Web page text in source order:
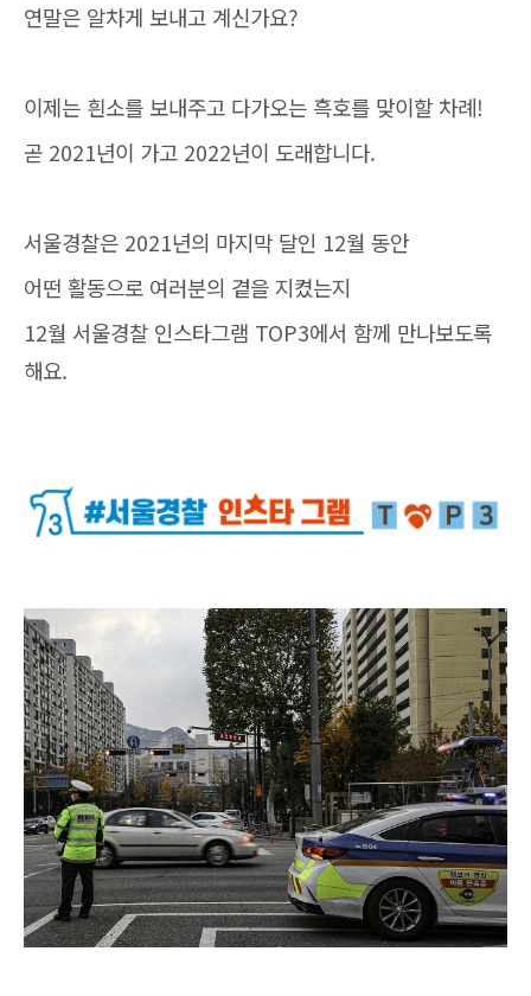
연말은 알차게 보내고 계신가요?
이제는 흰소를 보내주고 다가오는 흑호를 맞이할 차례!
곧 2021년이 가고 2022년이 도래합니다.
서울경찰은 2021년의 마지막 달인 12월 동안
어떤 활동으로 여러분의 곁을 지켰는지
12월 서울경찰 인스타그램 TOP3에서 함께 만나보도록
해요.